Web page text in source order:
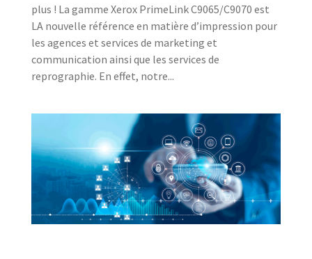
plus ! La gamme Xerox PrimeLink C9065/C9070 est
LA nouvelle référence en matière d’impression pour
les agences et services de marketing et
communication ainsi que les services de
reprographie. En effet, notre...